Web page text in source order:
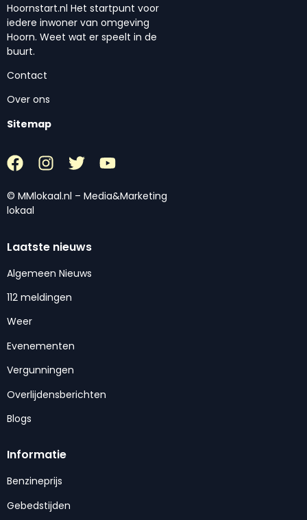
Hoornstart.nl Het startpunt voor
iedere inwoner van omgeving
Hoorn. Weet wat er speelt in de
buurt.
Contact
Over ons
Sitemap
© MMlokaal.nl – Media&Marketing
lokaal
Laatste nieuws
Algemeen Nieuws
112 meldingen
Weer
Evenementen
Vergunningen
Overlijdensberichten
Blogs
Informatie
Benzineprijs
Gebedstijden